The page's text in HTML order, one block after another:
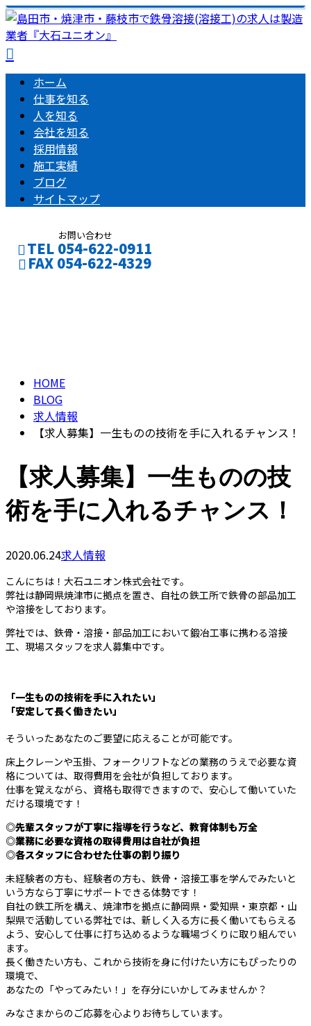
ホーム
仕事を知る
人を知る
会社を知る
採用情報
施工実績
ブログ
サイトマップ
お問い合わせ
TEL 054-622-0911
FAX 054-622-4329
HOME
BLOG
求人情報
【求人募集】一生ものの技術を手に入れるチャンス！
【求人募集】一生ものの技
術を手に入れるチャンス！
2020.06.24求人情報
こんにちは！大石ユニオン株式会社です。
弊社は静岡県焼津市に拠点を置き、自社の鉄工所で鉄骨の部品加工
や溶接をしております。
弊社では、鉄骨・溶接・部品加工において鍛冶工事に携わる溶接
工、現場スタッフを求人募集中です。
「一生ものの技術を手に入れたい」
「安定して長く働きたい」
そういったあなたのご要望に応えることが可能です。
床上クレーンや玉掛、フォークリフトなどの業務のうえで必要な資
格については、取得費用を会社が負担しております。
仕事を覚えながら、資格も取得できますので、安心して働いていた
だける環境です！
◎先輩スタッフが丁寧に指導を行うなど、教育体制も万全
◎業務に必要な資格の取得費用は自社が負担
◎各スタッフに合わせた仕事の割り振り
未経験者の方も、経験者の方も、鉄骨・溶接工事を学んでみたいと
いう方なら丁寧にサポートできる体勢です！
自社の鉄工所を構え、焼津市を拠点に静岡県・愛知県・東京都・山
梨県で活動している弊社では、新しく入る方に長く働いてもらえる
よう、安心して仕事に打ち込めるような職場づくりに取り組んでい
ます。
長く働きたい方も、これから技術を身に付けたい方にもぴったりの
環境で、
あなたの「やってみたい！」を存分にいかしてみませんか？
みなさまからのご応募を心よりお待ちしています。